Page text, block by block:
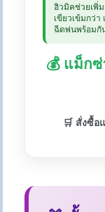
ฮิวมิคช่วยเพิ่
เขียวเข้มกว่
ฉีดพ่นพร้อมกั
💰 แม็ก
🛒 สั่งซื้อ